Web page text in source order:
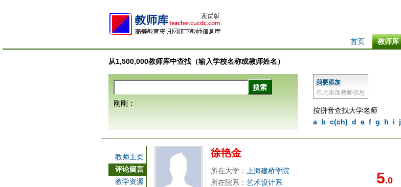
教师库
首页
从1,500,000教师库中查找（输入学校名称或教师姓名）
我要添加
在此添加教师信息
按拼音查找大学老师
a b c(ch) d e f g h i j
刚刚：
教师主页
评论留言
教学资源
徐艳金
5.0
所在大学：
上海建桥学院
所在院系： 艺术设计系